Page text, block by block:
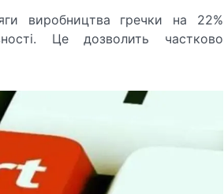
виробництва гречки на 22%
Це дозволить частково